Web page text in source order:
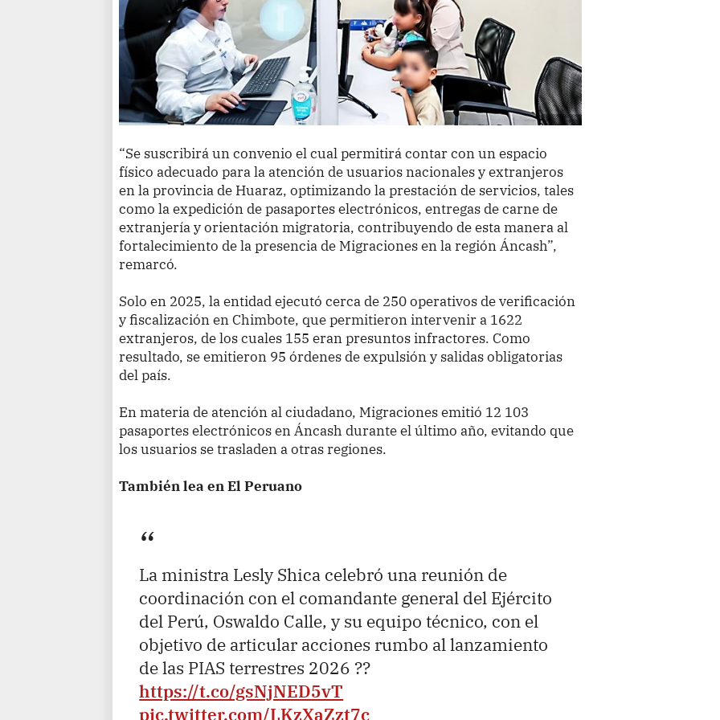
“Se suscribirá un convenio el cual permitirá contar con un espacio
físico adecuado para la atención de usuarios nacionales y extranjeros
en la provincia de Huaraz, optimizando la prestación de servicios, tales
como la expedición de pasaportes electrónicos, entregas de carne de
extranjería y orientación migratoria, contribuyendo de esta manera al
fortalecimiento de la presencia de Migraciones en la región Áncash”,
remarcó.
Solo en 2025, la entidad ejecutó cerca de 250 operativos de verificación
y fiscalización en Chimbote, que permitieron intervenir a 1622
extranjeros, de los cuales 155 eran presuntos infractores. Como
resultado, se emitieron 95 órdenes de expulsión y salidas obligatorias
del país.
En materia de atención al ciudadano, Migraciones emitió 12 103
pasaportes electrónicos en Áncash durante el último año, evitando que
los usuarios se trasladen a otras regiones.
También lea en El Peruano
La ministra Lesly Shica celebró una reunión de
coordinación con el comandante general del Ejército
del Perú, Oswaldo Calle, y su equipo técnico, con el
objetivo de articular acciones rumbo al lanzamiento
de las PIAS terrestres 2026 ??
https://t.co/gsNjNED5vT
pic.twitter.com/LKzXaZzt7c